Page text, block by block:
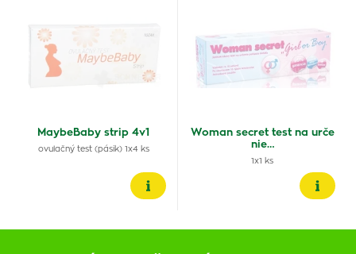
MaybeBaby strip 4v1
ovulačný test (pásik) 1x4 ks
Woman secret test na urče
nie…
1x1 ks